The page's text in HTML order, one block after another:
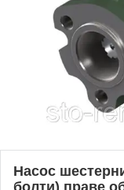
Насос
болти) праве